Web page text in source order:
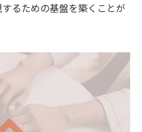
るための基盤を築くことが